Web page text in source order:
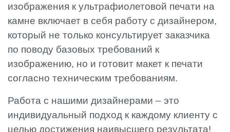
изображения к ультрафиолетовой печати на
камне включает в себя работу с дизайнером,
который не только консультирует заказчика
по поводу базовых требований к
изображению, но и готовит макет к печати
согласно техническим требованиям.
Работа с нашими дизайнерами – это
индивидуальный подход к каждому клиенту с
целью достижения наивысшего результата!